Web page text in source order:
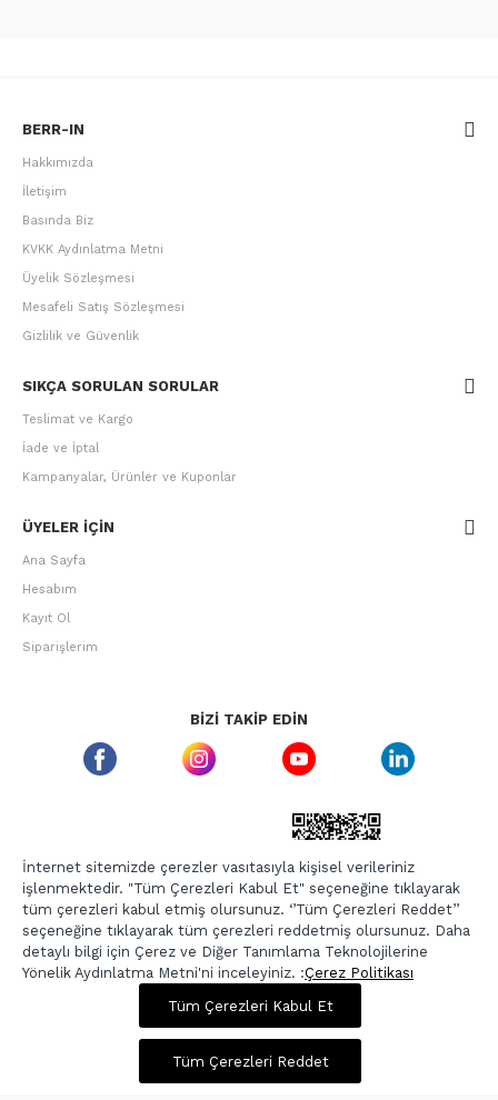
6.989,00 TL Sepette %20 İndirim
BERR-IN
Hakkımızda
İletişim
Basında Biz
KVKK Aydınlatma Metni
Üyelik Sözleşmesi
Mesafeli Satış Sözleşmesi
Gizlilik ve Güvenlik
SIKÇA SORULAN SORULAR
Teslimat ve Kargo
İade ve İptal
Kampanyalar, Ürünler ve Kuponlar
ÜYELER IÇIN
Ana Sayfa
Hesabım
Kayıt Ol
Siparişlerim
BIZI TAKIP EDIN
ETBIS GÜVEN DAMGASI
Copyright © 2026, Berr-In.com, Tüm Hakları Saklıdır.
Tüm Çerezleri Kabul Et
İnternet sitemizde çerezler vasıtasıyla kişisel verileriniz
işlenmektedir. "Tüm Çerezleri Kabul Et" seçeneğine tıklayarak
tüm çerezleri kabul etmiş olursunuz. ‘’Tüm Çerezleri Reddet’’
seçeneğine tıklayarak tüm çerezleri reddetmiş olursunuz. Daha
detaylı bilgi için Çerez ve Diğer Tanımlama Teknolojilerine
Yönelik Aydınlatma Metni'ni inceleyiniz. :Çerez Politikası
Tüm Çerezleri Reddet